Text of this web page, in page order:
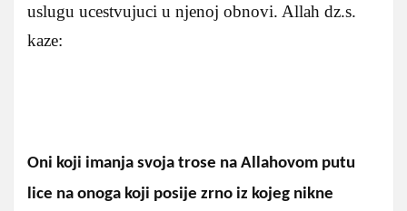
uslugu ucestvujuci u njenoj obnovi. Allah dz.s.
kaze:
Oni koji imanja svoja trose na Allahovom putu
lice na onoga koji posije zrno iz kojeg nikne